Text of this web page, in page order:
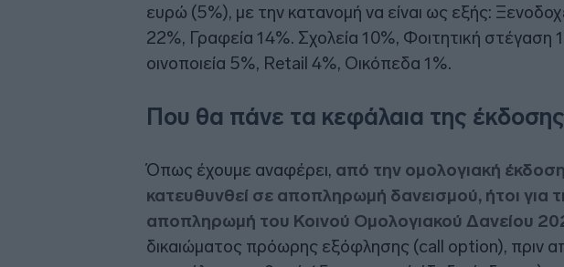
ευρώ (5%), με την κατανομή να είναι ως εξής:
22%, Γραφεία 14%. Σχολεία 10%, Φοιτητική στέγαση
οινοποιεία 5%, Retail 4%, Οικόπεδα 1%.
Που θα πάνε τα κεφάλαια της έκδοσης
Όπως έχουμε αναφέρει, από την ομολογιακή
κατευθυνθεί σε αποπληρωμή δανεισμού, ήτοι για
αποπληρωμή του Κοινού Ομολογιακού Δανείου
δικαιώματος πρόωρης εξόφλησης (call option), πριν